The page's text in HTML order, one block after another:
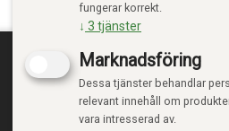
fungerar korrekt.
↓ 3 tjänster
Marknadsföring
Dessa tjänster behandlar
relevant innehåll om
vara intresserad av.